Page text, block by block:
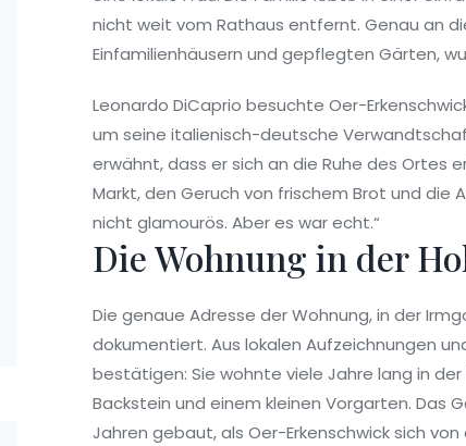
nicht weit vom Rathaus entfernt. Genau an
Einfamilienhäusern und gepflegten Gärten,
Leonardo DiCaprio besuchte Oer-
um seine italienisch-deutsche
erwähnt, dass er sich an die Ruhe des Ortes
Markt, den Geruch von frischem Brot und die
nicht glamourös. Aber es war echt.“
Die Wohnung in der
Die genaue Adresse der Wohnung, in der
dokumentiert. Aus lokalen Aufzeichnungen
bestätigen: Sie wohnte viele Jahre lang in der
Backstein und einem kleinen Vorgarten. Das
Jahren gebaut, als Oer-Erkenschwick sich